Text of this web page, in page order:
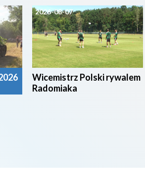
2026-08-07
Wicemistrz Polski rywalem
Radomiaka